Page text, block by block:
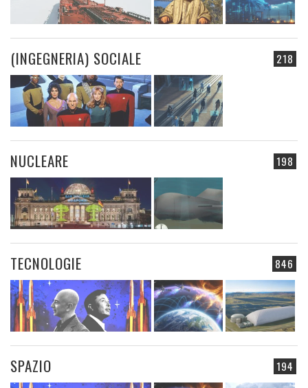
218
(INGEGNERIA) SOCIALE
198
NUCLEARE
846
TECNOLOGIE
194
SPAZIO